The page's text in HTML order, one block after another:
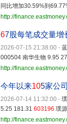
同比增加30.59%到
http://
67股每笔成交量增
2026-07-15 21:38:00 -
000504 南华生物 9.95
http://
今年以来105家公
2026-07-14 11:32:00 -
5.25 181.31 603196 璞
http://